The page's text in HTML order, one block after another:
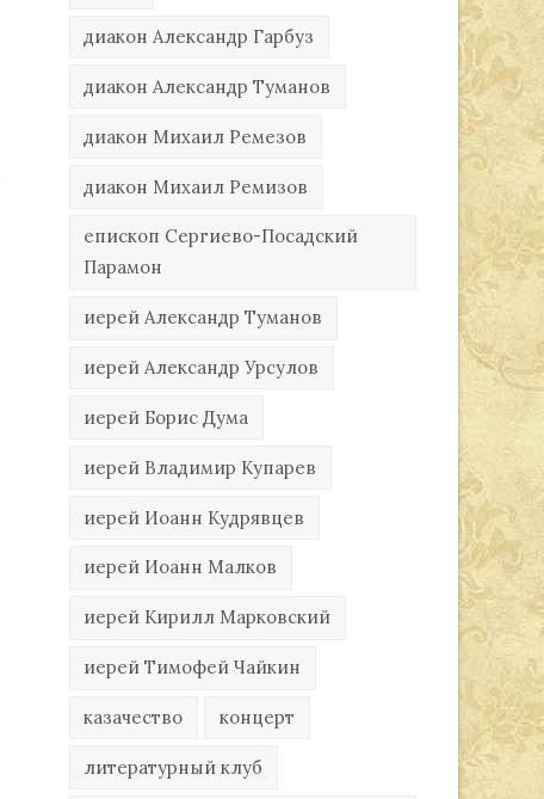
диакон Александр Гарбуз
диакон Александр Туманов
диакон Михаил Ремезов
диакон Михаил Ремизов
епископ Сергиево-Посадский
Парамон
иерей Александр Туманов
иерей Александр Урсулов
иерей Борис Дума
иерей Владимир Купарев
иерей Иоанн Кудрявцев
иерей Иоанн Малков
иерей Кирилл Марковский
иерей Тимофей Чайкин
казачество концерт
литературный клуб